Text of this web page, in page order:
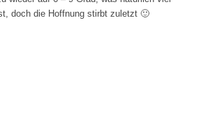
doch die Hoffnung stirbt zuletzt 🙂